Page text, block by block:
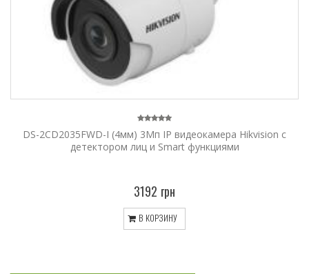
DS-2CD2035FWD-I (4мм) 3Мп IP видеокамера Hikvision c
детектором лиц и Smart функциями
3192 грн
В КОРЗИНУ